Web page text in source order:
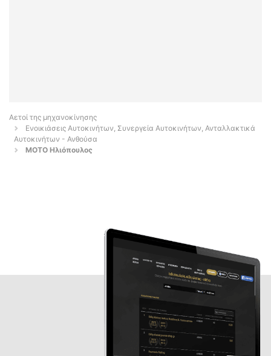
Αετοί της μηχανοκίνησης
Ενοικιάσεις Αυτοκινήτων, Συνεργεία Αυτοκινήτων, Ανταλλακτικά
Αυτοκινήτων - Ανθούσα
ΜΟΤΟ Ηλιόπουλος